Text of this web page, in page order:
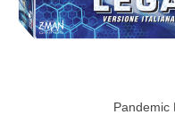
Pandemic